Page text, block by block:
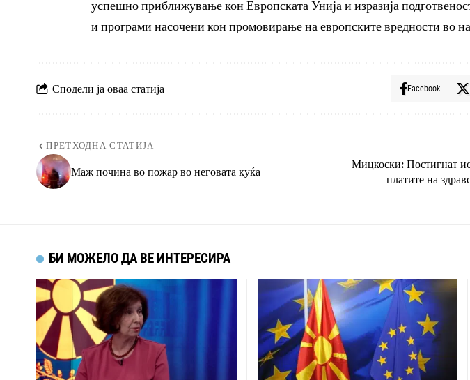
успешно приближување кон Европската Унија и изразија
и програми насочени кон промовирање на европските вредности во
Сподели ја оваа статија Facebook
ПРЕТХОДНА СТАТИЈА
Маж почина во пожар во неговата куќа
Мицкоски: Постигнат
платите на
БИ МОЖЕЛО ДА ВЕ ИНТЕРЕСИРА